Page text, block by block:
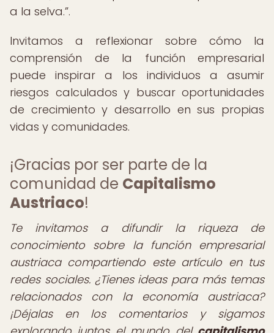
a la selva. .
Invitamos a reflexionar sobre cómo la
comprensión de la función empresarial
puede inspirar a los individuos a asumir
riesgos calculados y buscar oportunidades
de crecimiento y desarrollo en sus propias
vidas y comunidades.
¡Gracias por ser parte de la
comunidad de Capitalismo
Austriaco!
Te invitamos a difundir la riqueza de
conocimiento sobre la función empresarial
austriaca compartiendo este artículo en tus
redes sociales. ¿Tienes ideas para más temas
relacionados con la economía austriaca?
¡Déjalas en los comentarios y sigamos